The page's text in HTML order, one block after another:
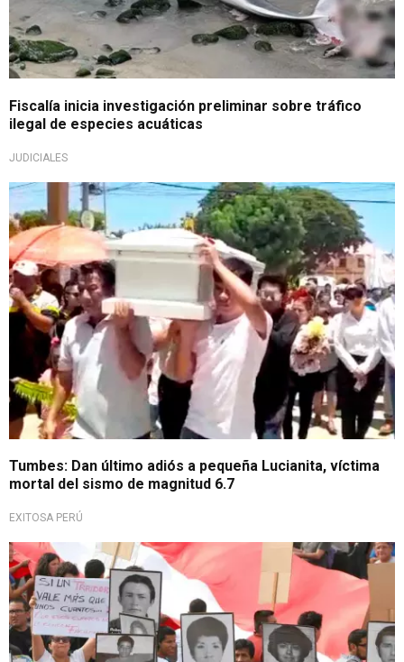
Fiscalía inicia investigación preliminar sobre tráfico
ilegal de especies acuáticas
JUDICIALES
Despiden sus restos
Tumbes: Dan último adiós a pequeña Lucianita, víctima
mortal del sismo de magnitud 6.7
EXITOSA PERÚ
Luego de décadas